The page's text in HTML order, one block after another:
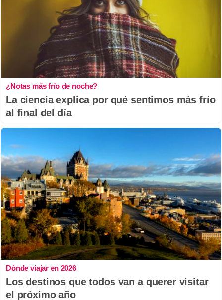
¿Notas más frío de noche?
La ciencia explica por qué sentimos más frío
al final del día
Dónde viajar en 2026
Los destinos que todos van a querer visitar
el próximo año